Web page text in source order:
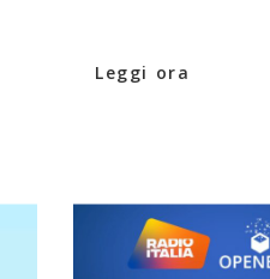
Leggi ora